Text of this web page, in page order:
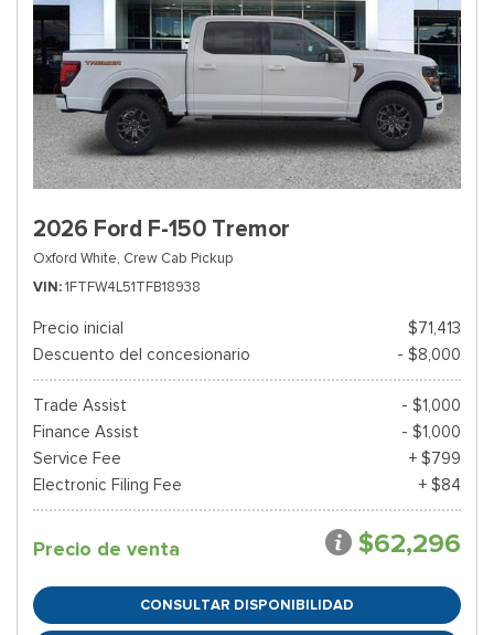
2026 Ford F-150 Tremor
Oxford White, Crew Cab Pickup
VIN 1FTFW4L51TFB18938
Precio inicial
$71,413
Descuento del concesionario
- $8,000
Trade Assist
- $1,000
Finance Assist
- $1,000
Service Fee
+ $799
Electronic Filing Fee
+ $84
Precio de venta $62,296
CONSULTAR DISPONIBILIDAD